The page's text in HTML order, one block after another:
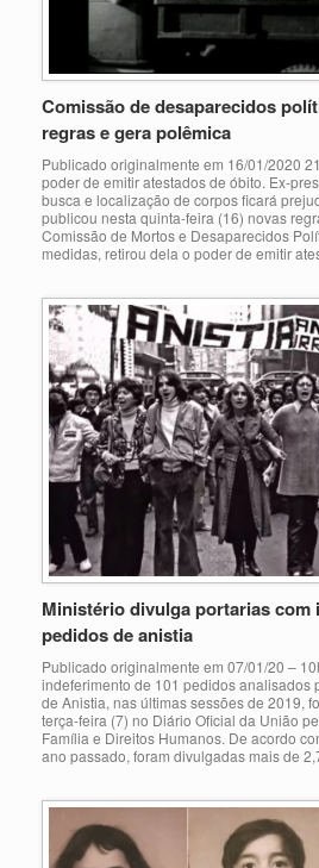
Comissão de desaparecidos
regras e gera polêmica
Publicado originalmente em 16/01/2020
poder de emitir atestados de óbito. Ex-
busca e localização de corpos ficará
publicou nesta quinta-feira (16) novas
Comissão de Mortos e Desaparecidos
medidas, retirou dela o poder de emitir
Ministério divulga portarias com
pedidos de anistia
Publicado originalmente em 07/01/20 –
indeferimento de 101 pedidos analisados
de Anistia, nas últimas sessões de 2019,
terça-feira (7) no Diário Oficial da União
Família e Direitos Humanos. De acordo
ano passado, foram divulgadas mais de